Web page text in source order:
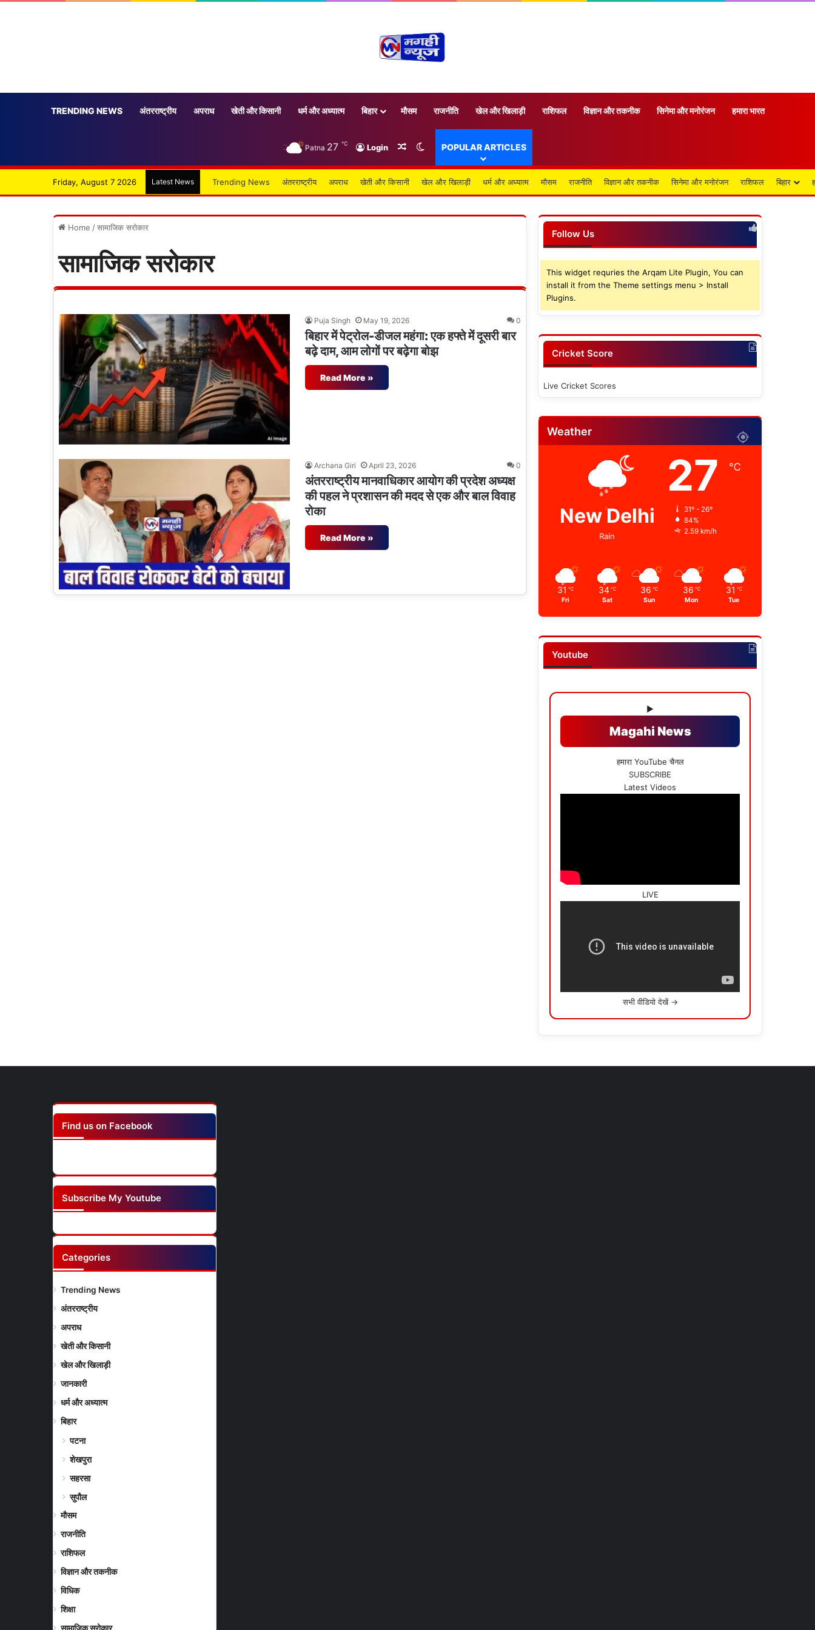
TRENDING NEWS अंतरराष्ट्रीय अपराध खेती और किसानी धर्म और अध्यात्म बिहार मौसम राजनीति खेल और खिलाड़ी राशिफल विज्ञान और तकनीक सिनेमा और मनोरंजन हमारा भारत
Patna 27 ℃ Login Random Article
Switch skin
POPULAR ARTICLES
Friday, August 7 2026 Latest News Trending News अंतरराष्ट्रीय अपराध खेती और किसानी खेल और खिलाड़ी धर्म और अध्यात्म मौसम राजनीति विज्ञान और तकनीक सिनेमा और मनोरंजन राशिफल बिहार
Home /सामाजिक सरोकार
सामाजिक सरोकार
Puja Singh May 19, 2026 0
बिहार में पेट्रोल-डीजल महंगा: एक हफ्ते में दूसरी बार
बढ़े दाम, आम लोगों पर बढ़ेगा बोझ
Read More »
Archana Giri April 23, 2026 0
अंतरराष्ट्रीय मानवाधिकार आयोग की प्रदेश अध्यक्ष
की पहल ने प्रशासन की मदद से एक और बाल विवाह
रोका
Read More »
Follow Us
This widget requries the Arqam Lite Plugin, You can
install it from the Theme settings menu > Install
Plugins.
Cricket Score
Live Cricket Scores
Weather
New Delhi
Rain
27 ℃
31º - 26º
84%
2.59 km/h
31 ℃
Fri
34 ℃
Sat
36 ℃
Sun
36 ℃
Mon
31 ℃
Tue
Youtube
▶
Magahi News
हमारा YouTube चैनल
SUBSCRIBE
Latest Videos
LIVE
सभी वीडियो देखें →
Find us on Facebook
Subscribe My Youtube
Categories
Trending News
अंतरराष्ट्रीय
अपराध
खेती और किसानी
खेल और खिलाड़ी
जानकारी
धर्म और अध्यात्म
बिहार
पटना
शेखपुरा
सहरसा
सुपौल
मौसम
राजनीति
राशिफल
विज्ञान और तकनीक
विधिक
शिक्षा